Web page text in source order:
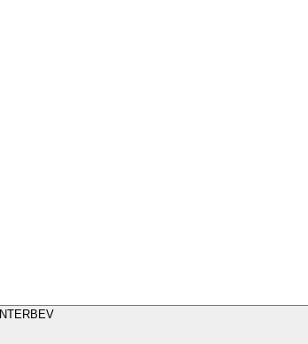
INTERBEV